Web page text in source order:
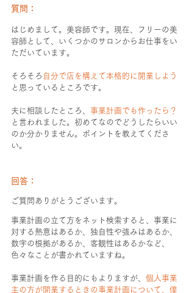
質問：
はじめまして。美容師です。現在、フリーの美
容師として、いくつかのサロンからお仕事をい
ただいています。
そろそろ 自分で店を構えて本格的に開業しよう
と思っているところです。
夫に相談したところ、 事業計画でも作ったら？
と言われました。初めてなのでどうしたらいい
のか分かりません。ポイントを教えてくださ
い。
回答：
ご質問ありがとうございます。
事業計画の立て方をネット検索すると、事業に
対する熱意はあるか、独自性や強みはあるか、
数字の根拠があるか、客観性はあるかなど、
色々なことが書かれていますね。
事業計画を作る目的にもよりますが、 個人事業
主の方が開業するときの事業計画について、僕